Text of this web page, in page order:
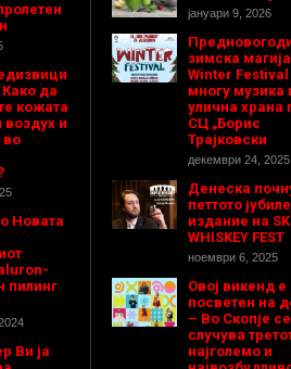
да
кожата
воздух и
во
Новата
пилинг
Ви ја
јануари 9, 2026
зимска
Winter
многу музика
улична храна
СЦ „Борис
Трајковски
декември 24, 2025
Денеска
петтото
издание на
WHISKEY FEST
ноември 6, 2025
Овој викенд е
посветен на
– Во Скопје се
случува
најголемо и